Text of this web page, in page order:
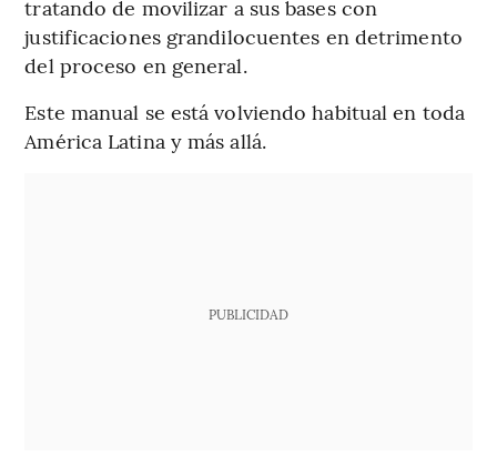
tratando de movilizar a sus bases con
justificaciones grandilocuentes en detrimento
del proceso en general.
Este manual se está volviendo habitual en toda
América Latina y más allá.
PUBLICIDAD